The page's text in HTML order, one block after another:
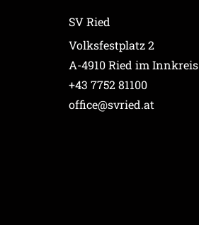
SV Ried
Volksfestplatz 2
A-4910 Ried im Innkreis
+43 7752 81100
office@svried.at